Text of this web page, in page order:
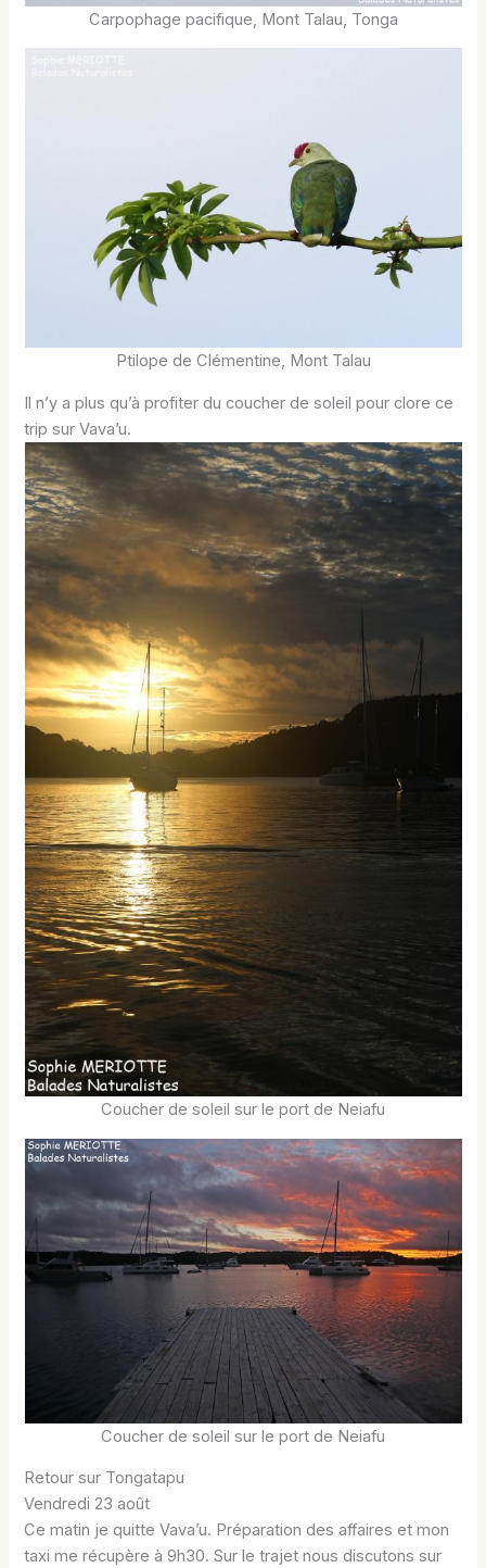
Carpophage pacifique, Mont Talau, Tonga
Ptilope de Clémentine, Mont Talau
Il n’y a plus qu’à profiter du coucher de soleil pour clore ce
trip sur Vava’u.
Coucher de soleil sur le port de Neiafu
Coucher de soleil sur le port de Neiafu
Retour sur Tongatapu
Vendredi 23 août
Ce matin je quitte Vava’u. Préparation des affaires et mon
taxi me récupère à 9h30. Sur le trajet nous discutons sur